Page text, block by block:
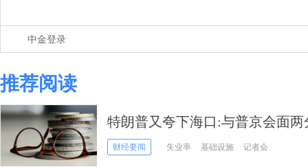
中金登录
推荐阅读
特朗普又夸下海口:与普京会面
阿拉斯加峰会背后更多议题
财经要闻 失业率 基础设施 记者会